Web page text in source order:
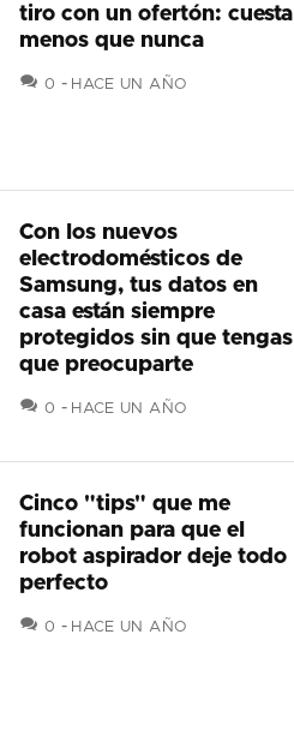
tiro con un ofertón: cuesta
menos que nunca
0 COMENTARIOS
HACE UN AÑO
Con los nuevos
electrodomésticos de
Samsung, tus datos en
casa están siempre
protegidos sin que tengas
que preocuparte
0 COMENTARIOS
HACE UN AÑO
Cinco "tips" que me
funcionan para que el
robot aspirador deje todo
perfecto
0 COMENTARIOS
HACE UN AÑO